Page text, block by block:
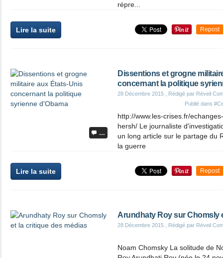
répre...
Lire la suite Repost
…
Dissentions et grogne
concernant la politique
28 Décembre 2015 , Rédigé par Réveil
Publié dans
http://www.les-crises.fr/
hersh/ Le journaliste
un long article sur le partage du
la guerre
Lire la suite Repost
Arundhaty Roy sur Chomsly
28 Décembre 2015 , Rédigé par Réveil
Noam Chomsky La solitude de